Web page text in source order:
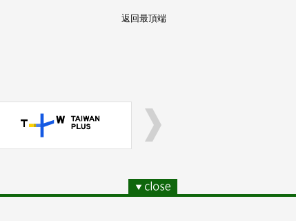
返回最頂端